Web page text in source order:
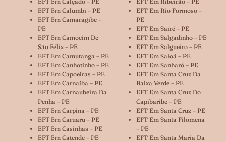
EFT Em Calumbi – PE
EFT Em Camaragibe –
PE
EFT Em Camocim De
São Félix – PE
EFT Em Camutanga – PE
EFT Em Canhotinho – PE
EFT Em Capoeiras – PE
EFT Em Carnaíba – PE
EFT Em Carnaubeira Da
Penha – PE
EFT Em Carpina – PE
EFT Em Caruaru – PE
EFT Em Casinhas – PE
EFT Em Catende – PE
EFT Em Rio Formoso –
PE
EFT Em Sairé – PE
EFT Em Salgadinho – PE
EFT Em Salgueiro – PE
EFT Em Saloá – PE
EFT Em Sanharó – PE
EFT Em Santa Cruz Da
Baixa Verde – PE
EFT Em Santa Cruz Do
Capibaribe – PE
EFT Em Santa Cruz – PE
EFT Em Santa Filomena
– PE
EFT Em Santa Maria Da